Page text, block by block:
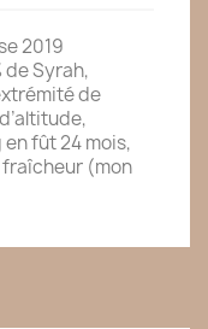
2019
de Syrah,
de
fût 24 mois,
fraîcheur (mon